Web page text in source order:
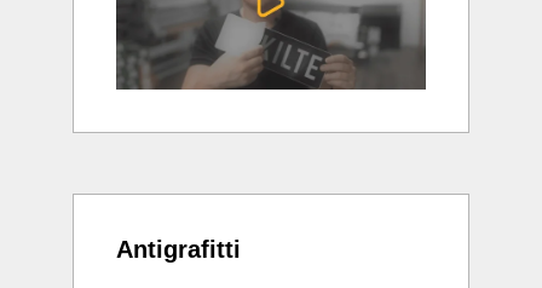
Antigrafitti